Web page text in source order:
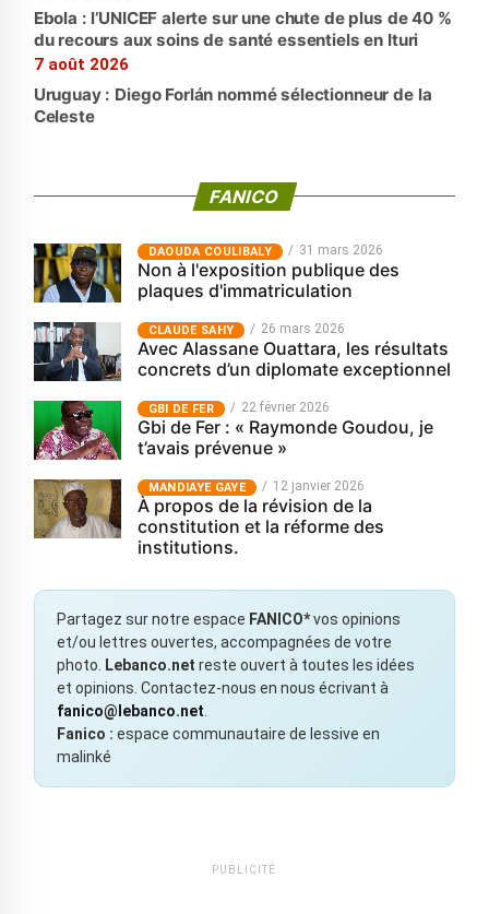
Ebola : l’UNICEF alerte sur une chute de plus de 40 %
du recours aux soins de santé essentiels en Ituri
7 août 2026
Uruguay : Diego Forlán nommé sélectionneur de la
Celeste
FANICO
‎DAOUDA COULIBALY 31 mars 2026
Non à l'exposition publique des
plaques d'immatriculation
CLAUDE SAHY 26 mars 2026
Avec Alassane Ouattara, les résultats
concrets d’un diplomate exceptionnel
GBI DE FER 22 février 2026
Gbi de Fer : « Raymonde Goudou, je
t’avais prévenue »
MANDIAYE GAYE 12 janvier 2026
À propos de la révision de la
constitution et la réforme des
institutions.
Partagez sur notre espace FANICO*vos opinions
et/ou lettres ouvertes, accompagnées de votre
photo.
Lebanco.net reste ouvert à toutes les idées
et opinions. Contactez-nous en nous écrivant à
fanico@lebanco.net
Fanico : espace communautaire de lessive en
malinké
PUBLICITÉ